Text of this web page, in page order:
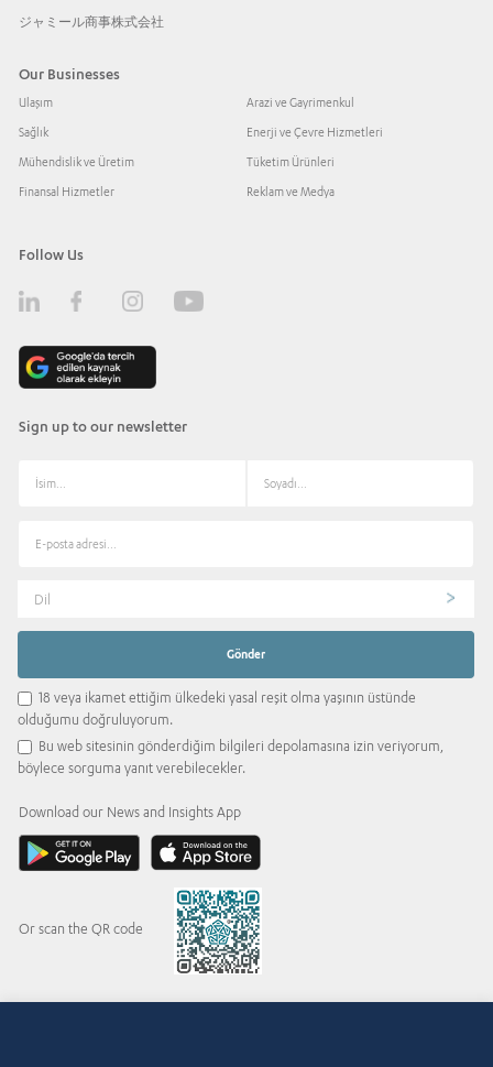
ジャミール商事株式会社
Our Businesses
Ulaşım
Sağlık
Mühendislik ve Üretim
Finansal Hizmetler
Arazi ve Gayrimenkul
Enerji ve Çevre Hizmetleri
Tüketim Ürünleri
Reklam ve Medya
Follow Us
Sign up to our newsletter
Dil
18 veya ikamet ettiğim ülkedeki yasal reşit olma yaşının üstünde
olduğumu doğruluyorum.
Bu web sitesinin gönderdiğim bilgileri depolamasına izin veriyorum,
böylece sorguma yanıt verebilecekler.
Download our News and Insights App
Or scan the QR code